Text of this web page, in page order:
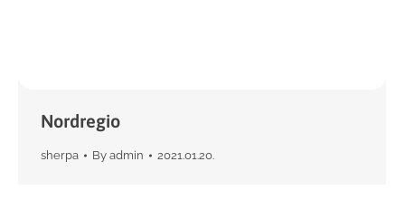
Nordregio
sherpa By admin 2021.01.20.